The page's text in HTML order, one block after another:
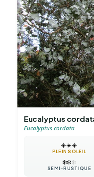
Eucalyptus
Eucalyptus cordata
☀️☀️☀️
PLEIN SOLEIL
❄️❄️❄️
SEMI-RUSTIQUE